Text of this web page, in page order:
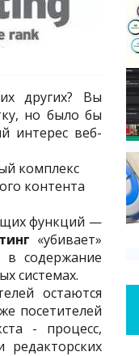
других? Вы
но было бы
интерес веб-
комплекс
контента
функций —
«убивает»
в содержание
системах.
остаются
посетителей
- процесс,